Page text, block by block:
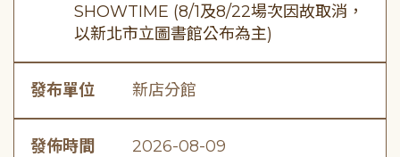
SHOWTIME (8/1及8/22場次因故取消，
以新北市立圖書館公布為主)
發布單位 新店分館
發佈時間 2026-08-09